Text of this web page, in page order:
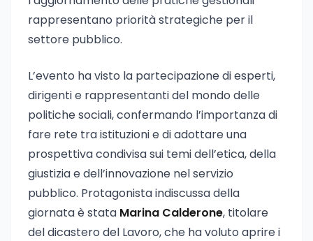
rappresentano priorità strategiche per il
settore pubblico.
L’evento ha visto la partecipazione di esperti,
dirigenti e rappresentanti del mondo delle
politiche sociali, confermando l’importanza di
fare rete tra istituzioni e di adottare una
prospettiva condivisa sui temi dell’etica, della
giustizia e dell’innovazione nel servizio
pubblico. Protagonista indiscussa della
giornata è stata Marina Calderone, titolare
del dicastero del Lavoro, che ha voluto aprire i